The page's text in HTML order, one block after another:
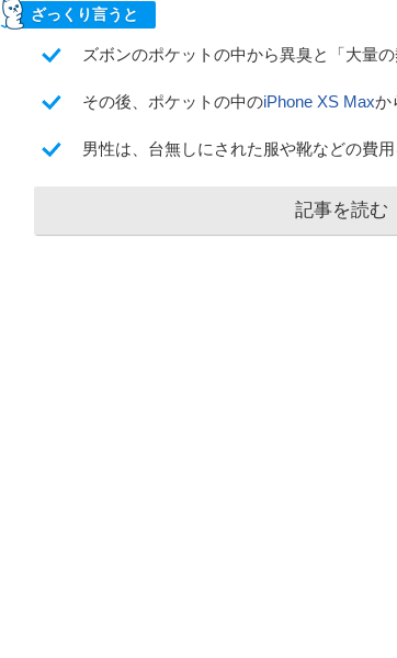
ざっくり言うと
ズボンのポケットの中から異臭と「大量
その後、ポケットの中のiPhone XS Maxか
男性は、台無しにされた服や靴などの費
記事を読む